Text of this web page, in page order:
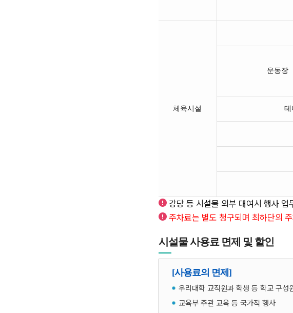
체육시설
운동장
테
강당 등 시설물 외부 대여시 행사
주차료는 별도 청구되며 최하단의
시설물 사용료 면제 및 할인
[사용료의 면제]
우리대학 교직원과 학생 등 학교 구성
교육부 주관 교육 등 국가적 행사